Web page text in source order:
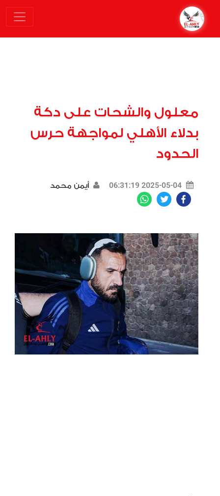
معلول والشحات على دكة
بدلاء الأهلي لمواجهة حرس
الحدود
2025-05-04 06:31:19 أيمن محمد
Facebook
Twitter